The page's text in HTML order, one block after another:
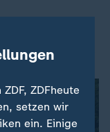
ZDFheute
setzen wir
ein. Einige